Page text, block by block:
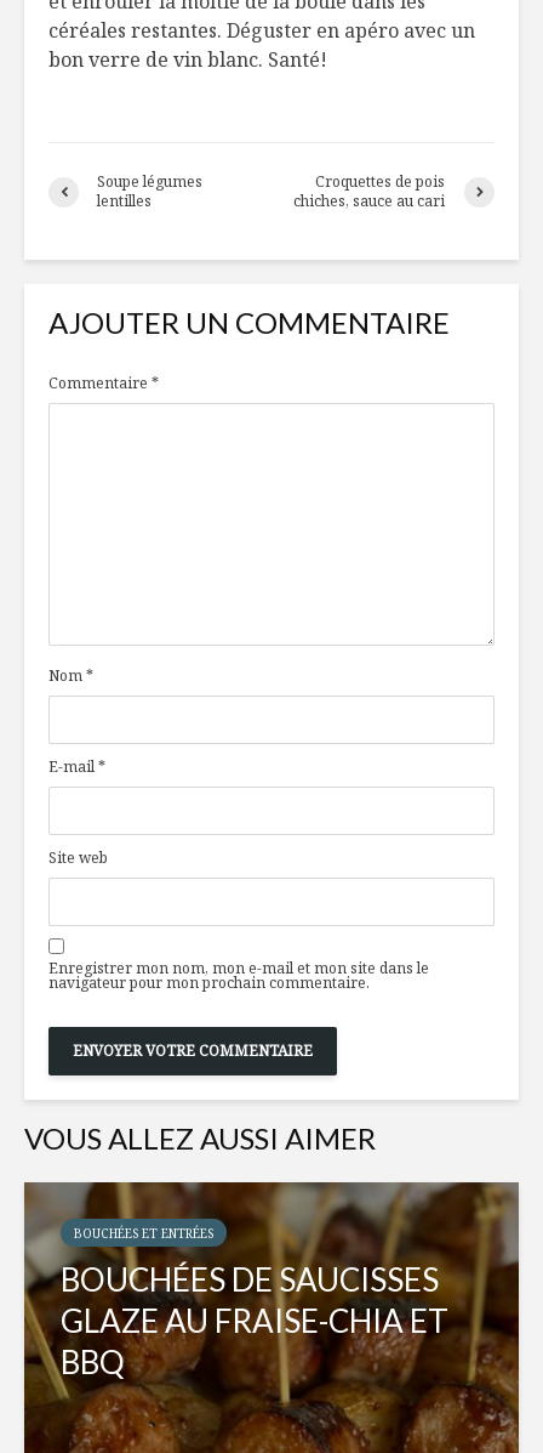
céréales restantes. Déguster en apéro avec un
bon verre de vin blanc. Santé!
Soupe légumes
lentilles
Croquettes de pois
chiches, sauce au cari
AJOUTER UN COMMENTAIRE
Commentaire *
Nom*
E-mail*
Site web
Enregistrer mon nom, mon e-mail et mon site dans le
navigateur pour mon prochain commentaire.
VOUS ALLEZ AUSSI AIMER
BOUCHÉES ET ENTRÉES
BOUCHÉES DE SAUCISSES
GLAZE AU FRAISE-CHIA ET
BBQ